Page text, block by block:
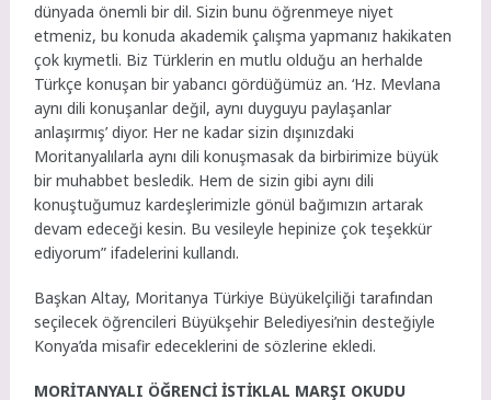
dünyada önemli bir dil. Sizin bunu öğrenmeye niyet
etmeniz, bu konuda akademik çalışma yapmanız hakikaten
çok kıymetli. Biz Türklerin en mutlu olduğu an herhalde
Türkçe konuşan bir yabancı gördüğümüz an. ‘Hz. Mevlana
aynı dili konuşanlar değil, aynı duyguyu paylaşanlar
anlaşırmış’ diyor. Her ne kadar sizin dışınızdaki
Moritanyalılarla aynı dili konuşmasak da birbirimize büyük
bir muhabbet besledik. Hem de sizin gibi aynı dili
konuştuğumuz kardeşlerimizle gönül bağımızın artarak
devam edeceği kesin. Bu vesileyle hepinize çok teşekkür
ediyorum” ifadelerini kullandı.
Başkan Altay, Moritanya Türkiye Büyükelçiliği tarafından
seçilecek öğrencileri Büyükşehir Belediyesi’nin desteğiyle
Konya’da misafir edeceklerini de sözlerine ekledi.
MORİTANYALI ÖĞRENCİ İSTİKLAL MARŞI OKUDU